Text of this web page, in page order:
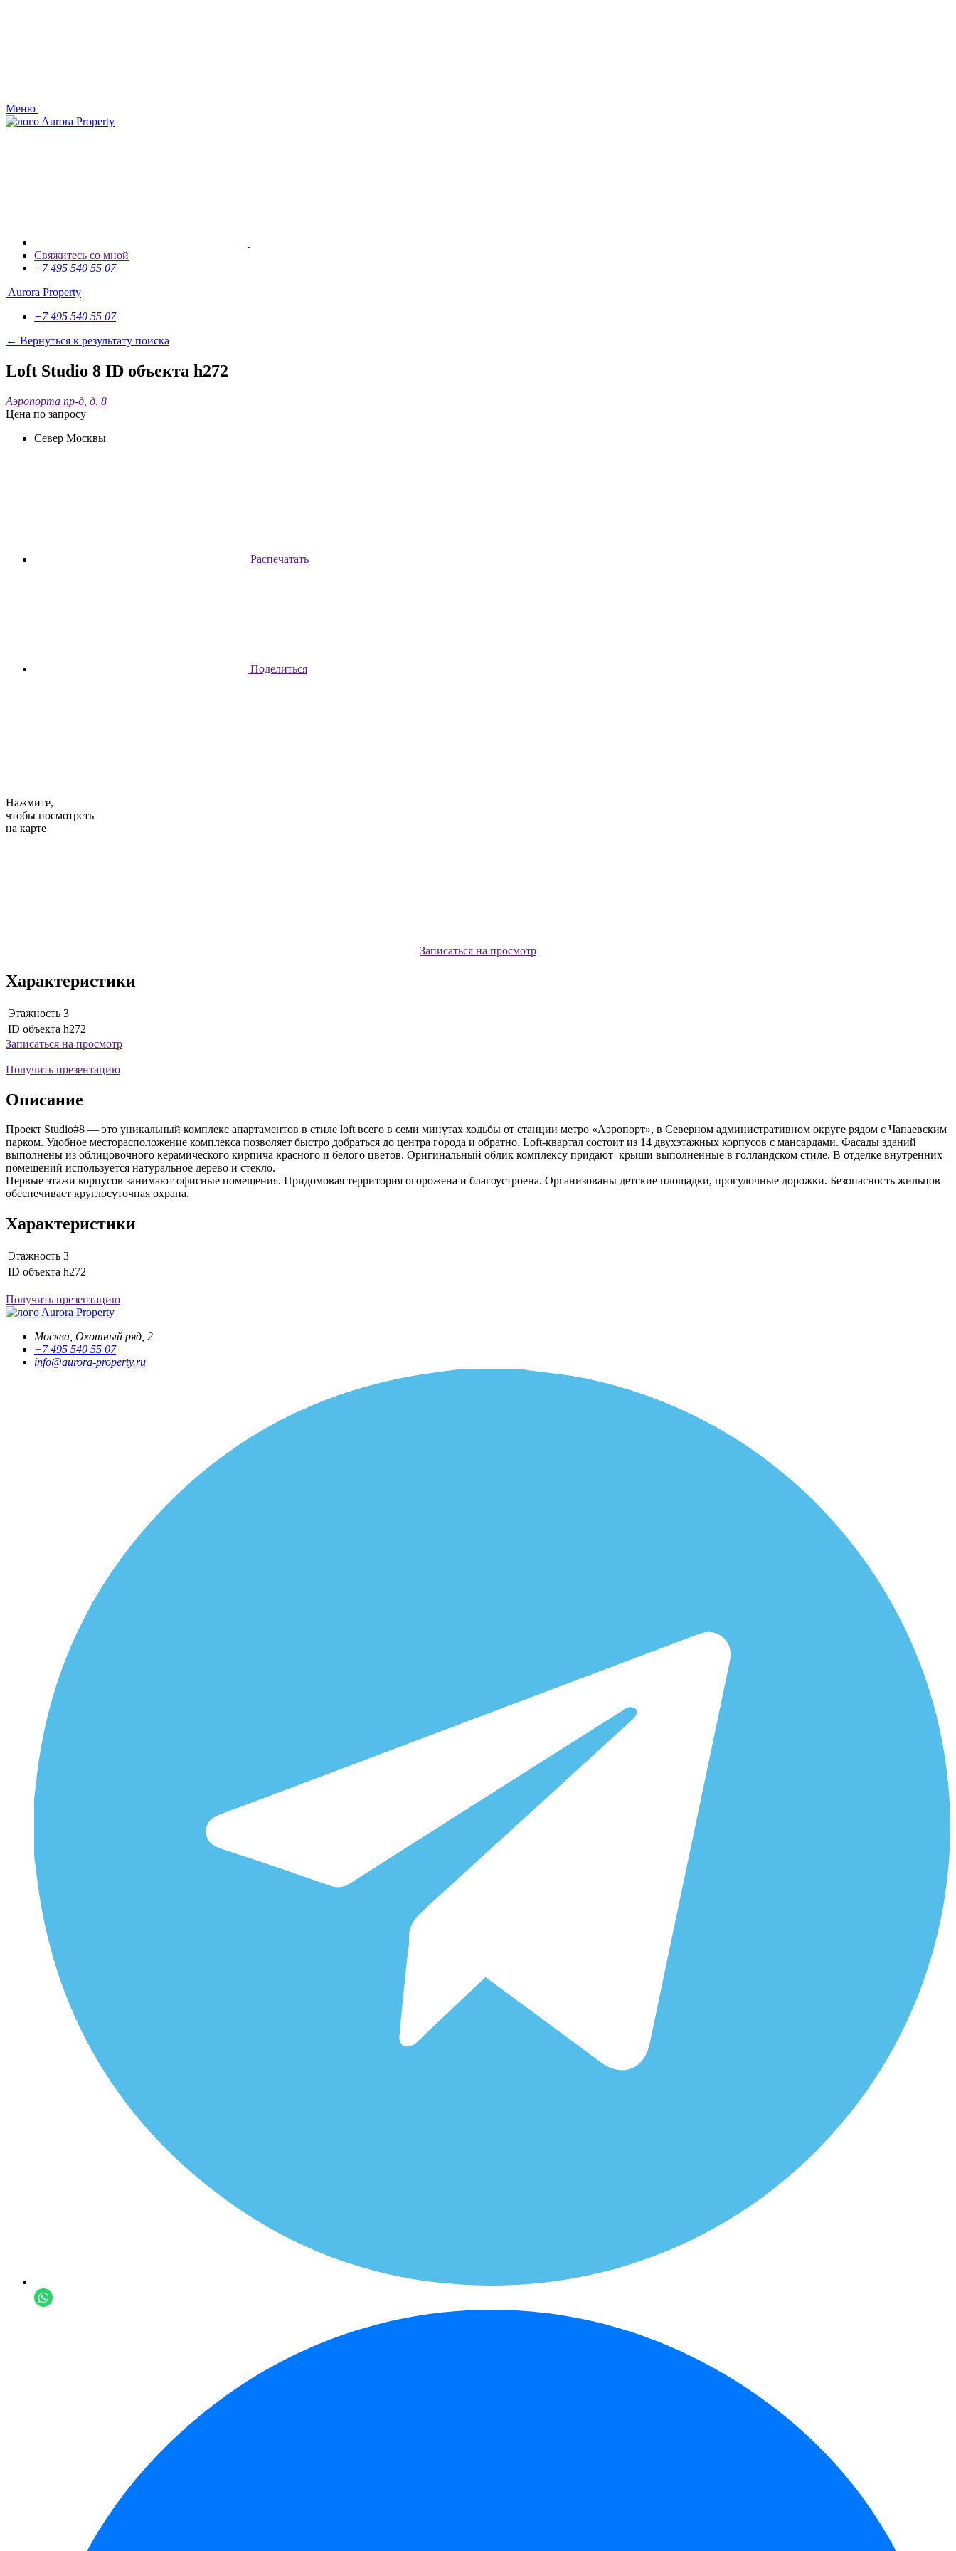
Меню
Aurora Property
Свяжитесь со мной
+7 495 540 55 07
Aurora Property
+7 495 540 55 07
← Вернуться к результату поиска
Loft Studio 8 ID объекта h272
Аэропорта пр-д, д. 8
Цена по запросу
Север Москвы
Распечатать
Поделиться
Нажмите,
чтобы посмотреть
на карте
Записаться на просмотр
Характеристики
Этажность 3
ID объекта h272
Записаться на просмотр
Получить презентацию
Описание
Проект Studio#8 — это уникальный комплекс апартаментов в стиле loft всего в семи минутах ходьбы от станции метро «Аэропорт», в Северном административном округе рядом с Чапаевским
парком. Удобное месторасположение комплекса позволяет быстро добраться до центра города и обратно. Loft-квартал состоит из 14 двухэтажных корпусов с мансардами. Фасады зданий
выполнены из облицовочного керамического кирпича красного и белого цветов. Оригинальный облик комплексу придают крыши выполненные в голландском стиле. В отделке внутренних
помещений используется натуральное дерево и стекло.
Первые этажи корпусов занимают офисные помещения. Придомовая территория огорожена и благоустроена. Организованы детские площадки, прогулочные дорожки. Безопасность жильцов
обеспечивает круглосуточная охрана.
Характеристики
Этажность 3
ID объекта h272
Получить презентацию
Aurora Property
Москва, Охотный ряд, 2
+7 495 540 55 07
info@aurora-property.ru